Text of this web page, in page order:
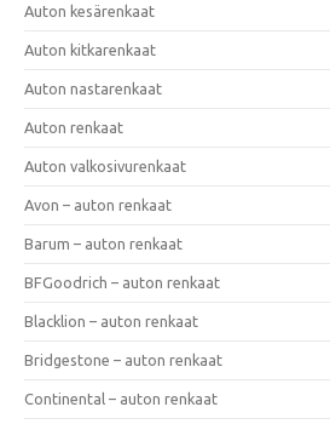
Auton kesärenkaat
Auton kitkarenkaat
Auton nastarenkaat
Auton renkaat
Auton valkosivurenkaat
Avon – auton renkaat
Barum – auton renkaat
BFGoodrich – auton renkaat
Blacklion – auton renkaat
Bridgestone – auton renkaat
Continental – auton renkaat